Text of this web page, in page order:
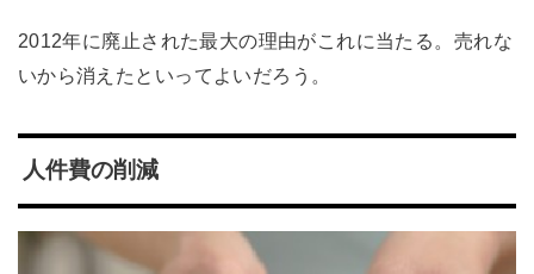
2012年に廃止された最大の理由がこれに当たる。売れな
いから消えたといってよいだろう。
人件費の削減